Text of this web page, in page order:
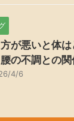
が悪いと体は
の不調との
4/6